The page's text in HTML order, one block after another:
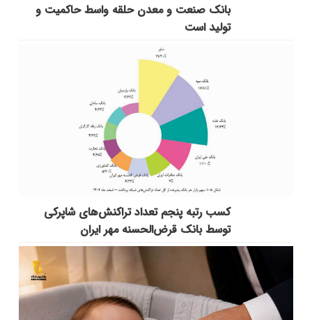
بانك صنعت و معدن حلقه واسط حاكمیت و
تولید است
کسب رتبه پنجم تعداد تراکنش‌های شاپرکی
توسط بانک قرض‌الحسنه مهر ایران